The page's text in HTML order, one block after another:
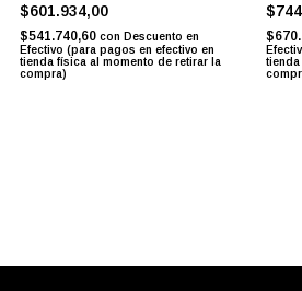
$601.934,00
$541.740,60 con Descuento en
Efectivo (para pagos en efectivo en
tienda física al momento de retirar la
compra)
tienda